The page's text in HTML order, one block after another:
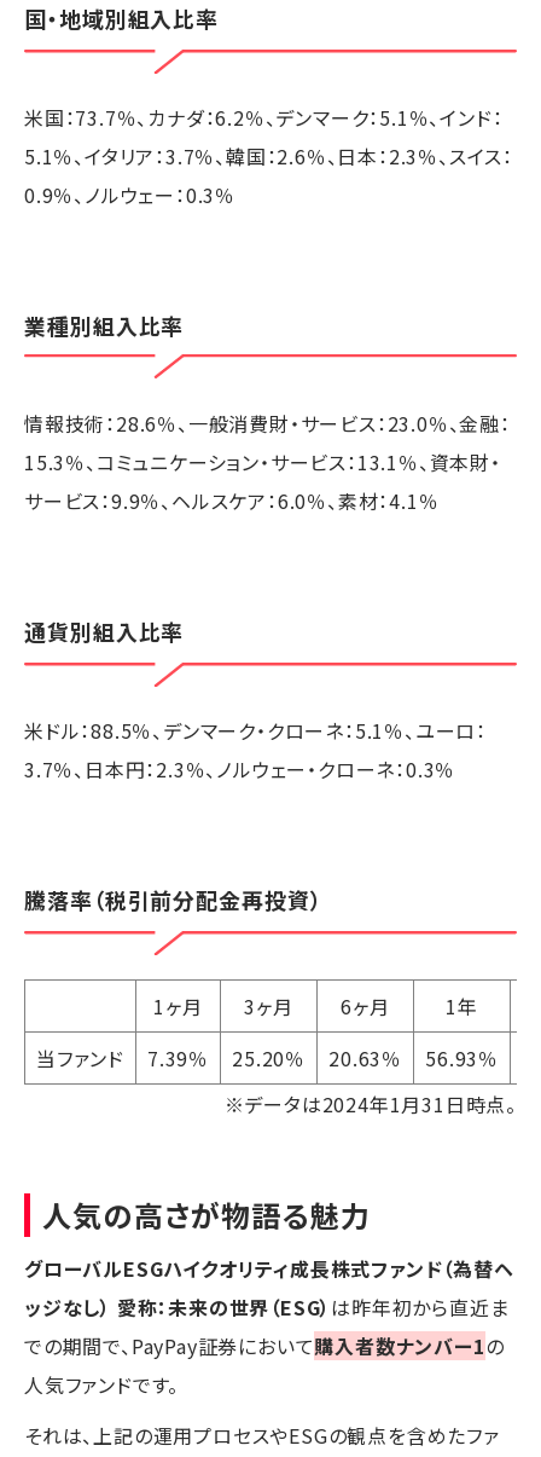
国・地域別組入比率
米国：73.7％、カナダ：6.2％、デンマーク：5.1％、インド：
5.1％、イタリア：3.7％、韓国：2.6％、日本：2.3％、スイス：
0.9％、ノルウェー：0.3％
業種別組入比率
情報技術：28.6％、一般消費財・サービス：23.0％、金融：
15.3％、コミュニケーション・サービス：13.1％、資本財・
サービス：9.9％、ヘルスケア：6.0％、素材：4.1％
通貨別組入比率
米ドル：88.5％、デンマーク・クローネ：5.1％、ユーロ：
3.7％、日本円：2.3％、ノルウェー・クローネ：0.3％
騰落率（税引前分配金再投資）
1ヶ月 3ヶ月 6ヶ月
1年
当ファンド
7.39％ 25.20％ 20.63％ 56.93％
※データは2024年1月31日時点。
人気の高さが物語る魅力
グローバルESGハイクオリティ成長株式ファンド（為替ヘ
ッジなし） 愛称：未来の世界（ESG） は昨年初から直近ま
での期間で、PayPay証券において購入者数ナンバー1の
人気ファンドです。
それは、上記の運用プロセスやESGの観点を含めたファ